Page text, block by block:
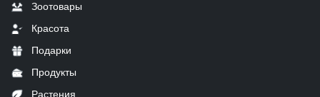
Зоотовары
Красота
Подарки
Продукты
Растения